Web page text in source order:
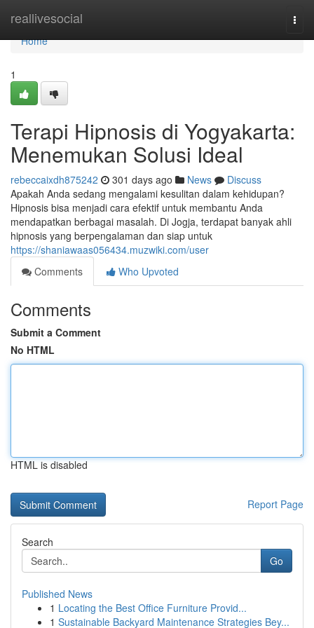
reallivesocial
Home
Home
1
Terapi Hipnosis di Yogyakarta:
Menemukan Solusi Ideal
rebeccaixdh875242 301 days ago News
Discuss
Apakah Anda sedang mengalami kesulitan dalam kehidupan?
Hipnosis bisa menjadi cara efektif untuk membantu Anda
mendapatkan berbagai masalah. Di Jogja, terdapat banyak ahli
hipnosis yang berpengalaman dan siap untuk
https://shaniawaas056434.muzwiki.com/user
Comments
Who Upvoted
Comments
Submit a Comment
No HTML
HTML is disabled
Report Page
Search
Go
Published News
1 Locating the Best Office Furniture Provid...
1 Sustainable Backyard Maintenance Strategies Bey...